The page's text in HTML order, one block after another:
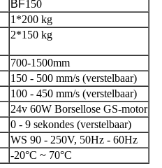
BF150
1*200 kg
2*150 kg
700-1500mm
150 - 500 mm/s (verstelbaar)
100 - 450 mm/s (verstelbaar)
24v 60W Borsellose GS-motor
0 - 9 sekondes (verstelbaar)
WS 90 - 250V, 50Hz - 60Hz
-20°C ~ 70°C